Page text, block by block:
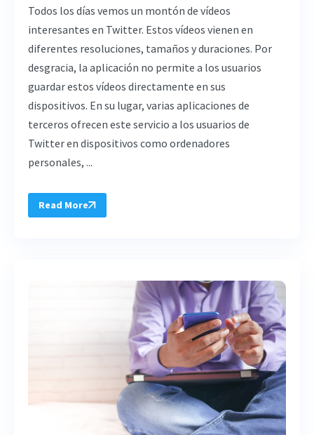
Todos los días vemos un montón de vídeos
interesantes en Twitter. Estos vídeos vienen en
diferentes resoluciones, tamaños y duraciones. Por
desgracia, la aplicación no permite a los usuarios
guardar estos vídeos directamente en sus
dispositivos. En su lugar, varias aplicaciones de
terceros ofrecen este servicio a los usuarios de
Twitter en dispositivos como ordenadores
personales, ...
Read More